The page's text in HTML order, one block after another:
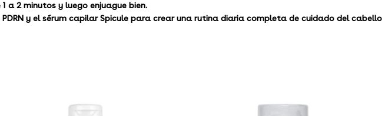
a 2 minutos y luego enjuague bien.
y el sérum capilar Spicule para crear una rutina diaria completa de cuidado del cabello